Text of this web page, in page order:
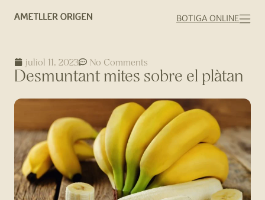
BOTIGA ONLINE
juliol 11, 2023 No Comments
Desmuntant mites sobre el plàtan